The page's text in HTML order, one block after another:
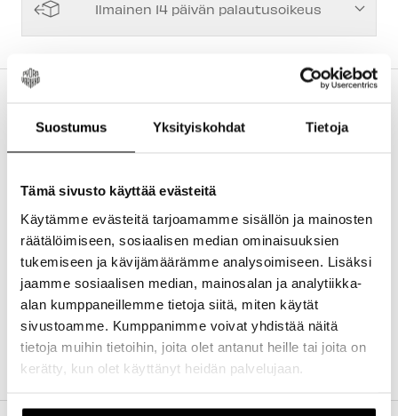
Suostumus Yksityiskohdat Tietoja
Tämä sivusto käyttää evästeitä
Käytämme evästeitä tarjoamamme sisällön ja mainosten
räätälöimiseen, sosiaalisen median ominaisuuksien
tukemiseen ja kävijämäärämme analysoimiseen. Lisäksi
jaamme sosiaalisen median, mainosalan ja analytiikka-
alan kumppaneillemme tietoja siitä, miten käytät
sivustoamme. Kumppanimme voivat yhdistää näitä
tietoja muihin tietoihin, joita olet antanut heille tai joita on
kerätty, kun olet käyttänyt heidän palvelujaan.
Imatran myymälä
Jyväskylän myymälä-Tilapäisesti loppu
Lappeenrannan myymälä
Ilmainen 14 päivän palautusoikeus
TUOTEKUVAUS
Suosittu lasten ja nuorten hyvin ilmastoitu
ABS-kuori kestää kulutusta
Miellyttävän pehmeät pehmusteet
Roc Voc Vert -säätöpanta mahdollistaa
kiristypannan säädön myös pystysuunnassa
KOKOSUOSITUS
S - (52 - 54cm)